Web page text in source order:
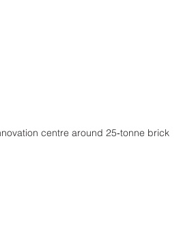
centre around 25‑tonne brick